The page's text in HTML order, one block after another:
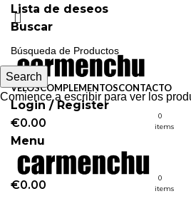
Lista de deseos
Buscar
VELOSCOMPLEMENTOSCONTACTO
Login / Register
0
items
€0.00
Menu
0
items
€0.00
Search
Comience a escribir para ver los